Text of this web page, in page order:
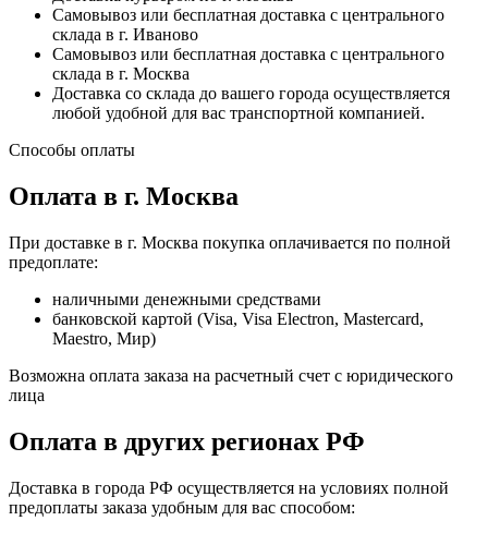
Самовывоз или бесплатная доставка с центрального
склада в г. Иваново
Самовывоз или бесплатная доставка с центрального
склада в г. Москва
Доставка со склада до вашего города осуществляется
любой удобной для вас транспортной компанией.
Способы оплаты
Оплата в г. Москва
При доставке в г. Москва покупка оплачивается по полной
предоплате:
наличными денежными средствами
банковской картой (Visa, Visa Electron, Mastercard,
Maestro, Мир)
Возможна оплата заказа на расчетный счет с юридического
лица
Оплата в других регионах РФ
Доставка в города РФ осуществляется на условиях полной
предоплаты заказа удобным для вас способом: